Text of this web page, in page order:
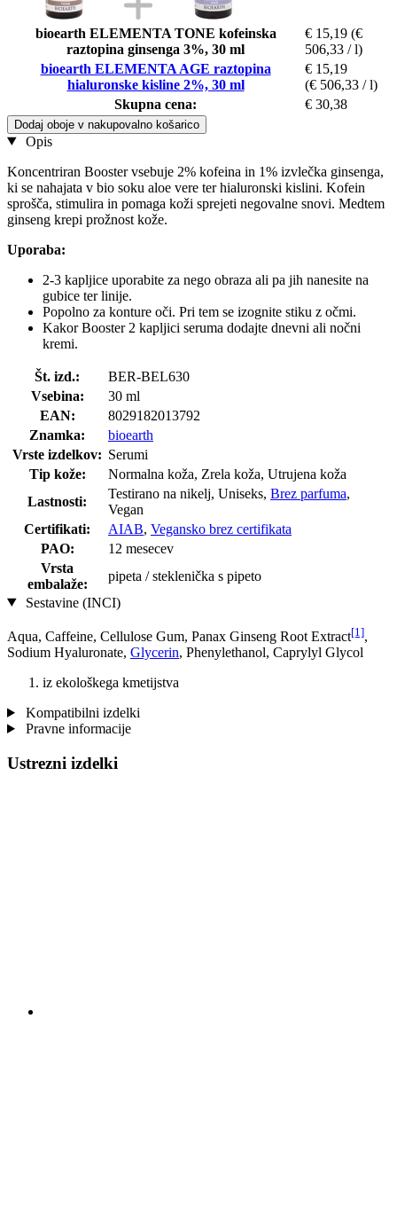
bioearth ELEMENTA TONE kofeinska
raztopina ginsenga 3%, 30 ml
€ 15,19 (€
506,33 / l)
bioearth ELEMENTA AGE raztopina
hialuronske kisline 2%, 30 ml
€ 15,19
(€ 506,33 / l)
Skupna cena:
€ 30,38
Dodaj oboje v nakupovalno košarico
Opis
Koncentriran Booster vsebuje 2% kofeina in 1% izvlečka ginsenga,
ki se nahajata v bio soku aloe vere ter hialuronski kislini. Kofein
sprošča, stimulira in pomaga koži sprejeti negovalne snovi. Medtem
ginseng krepi prožnost kože.
Uporaba:
2-3 kapljice uporabite za nego obraza ali pa jih nanesite na
gubice ter linije.
Popolno za konture oči. Pri tem se izognite stiku z očmi.
Kakor Booster 2 kapljici seruma dodajte dnevni ali nočni
kremi.
Št. izd.:
BER-BEL630
Vsebina:
30 ml
EAN:
8029182013792
Znamka:
bioearth
Vrste izdelkov: Serumi
Tip kože:
Normalna koža, Zrela koža, Utrujena koža
Lastnosti:
Testirano na nikelj, Uniseks, Brez parfuma,
Vegan
Certifikati:
AIAB, Vegansko brez certifikata
PAO:
12 mesecev
Vrsta
embalaže:
pipeta / steklenička s pipeto
Sestavine (INCI)
Aqua, Caffeine, Cellulose Gum, Panax Ginseng Root Extract[1],
Sodium Hyaluronate, Glycerin, Phenylethanol, Caprylyl Glycol
iz ekološkega kmetijstva
Kompatibilni izdelki
Pravne informacije
Ustrezni izdelki